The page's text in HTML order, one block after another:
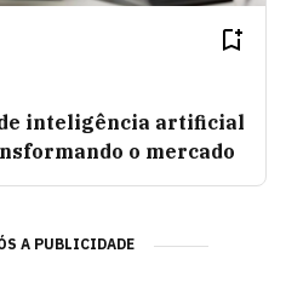
inteligência artificial
o mercado
A PUBLICIDADE